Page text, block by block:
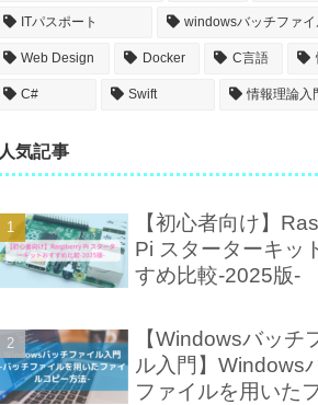
ITパスポート windowsバッチファイ
Web Design Docker C言語
C# Swift 情報理論入
人気記事
【初心者向け】
Pi スターターキッ
すめ比較-2025版-
【Windowsバッチ
ル入門】Windows
ファイルを用いた